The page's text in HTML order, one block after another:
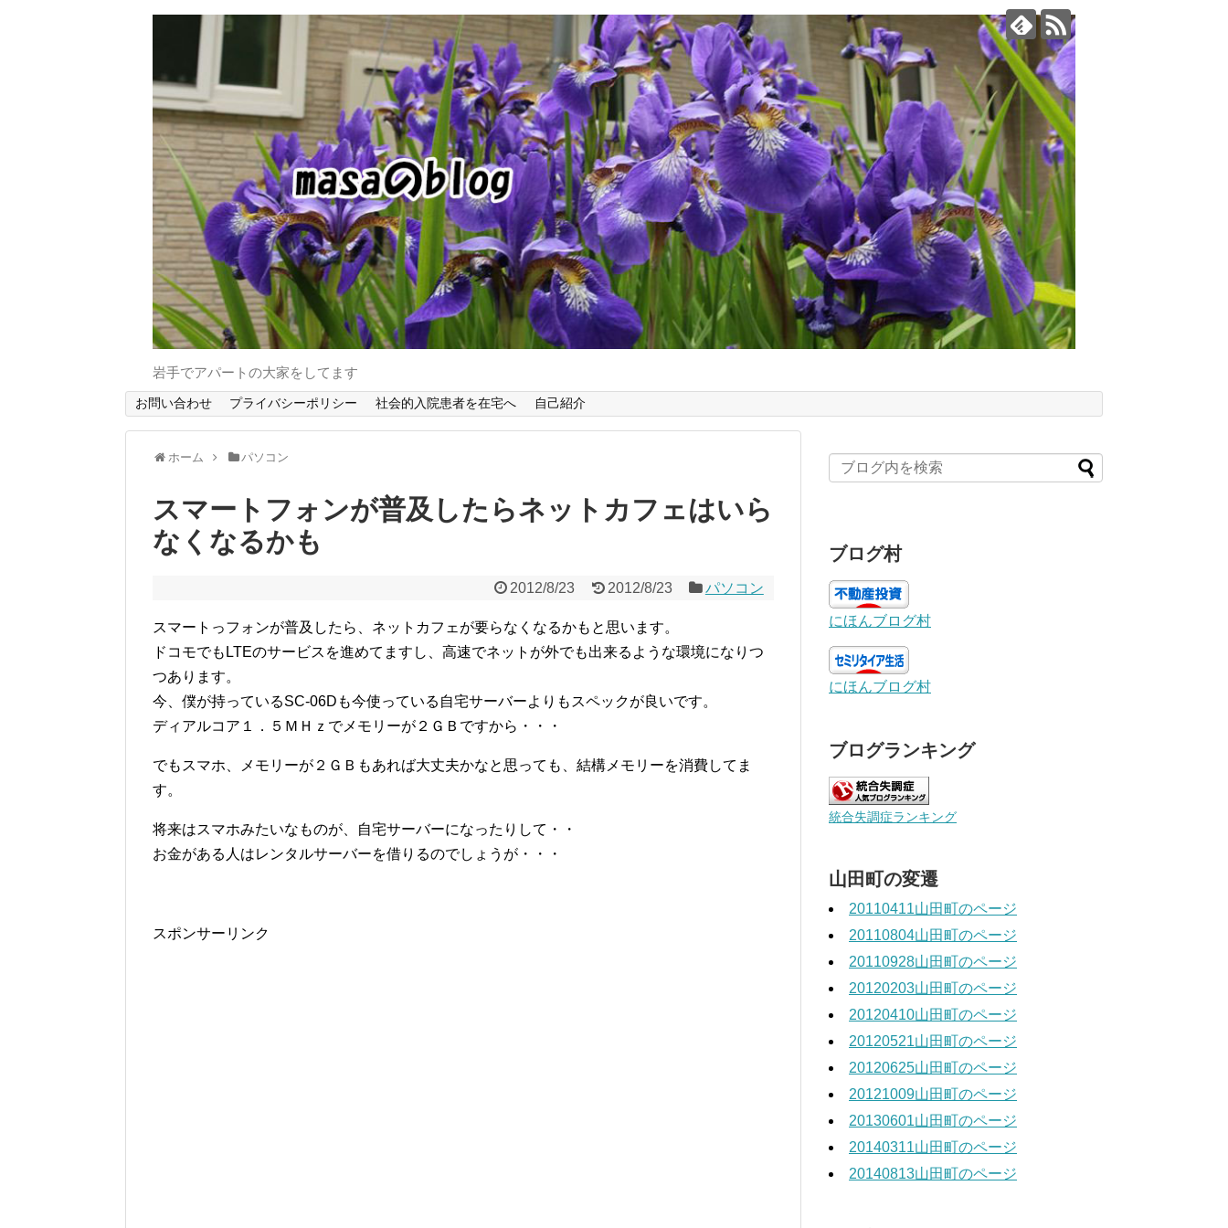
岩手でアパートの大家をしてます
お問い合わせ プライバシーポリシー 社会的入院患者を在宅へ 自己紹介
ホーム パソコン
スマートフォンが普及したらネットカフェはいら
なくなるかも
2012/8/23 2012/8/23 パソコン
スマートっフォンが普及したら、ネットカフェが要らなくなるかもと思います。
ドコモでもLTEのサービスを進めてますし、高速でネットが外でも出来るような環境になりつ
つあります。
今、僕が持っているSC-06Dも今使っている自宅サーバーよりもスペックが良いです。
ディアルコア１．５ＭＨｚでメモリーが２ＧＢですから・・・
でもスマホ、メモリーが２ＧＢもあれば大丈夫かなと思っても、結構メモリーを消費してま
す。
将来はスマホみたいなものが、自宅サーバーになったりして・・
お金がある人はレンタルサーバーを借りるのでしょうが・・・
スポンサーリンク
ブログ村
にほんブログ村
にほんブログ村
ブログランキング
統合失調症ランキング
山田町の変遷
20110411山田町のページ
20110804山田町のページ
20110928山田町のページ
20120203山田町のページ
20120410山田町のページ
20120521山田町のページ
20120625山田町のページ
20121009山田町のページ
20130601山田町のページ
20140311山田町のページ
20140813山田町のページ